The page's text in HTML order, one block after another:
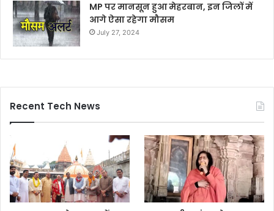
MP पर मानसून हुआ मेहरबान, इन जिलों में
आगे ऐसा रहेगा मौसम
July 27, 2024
Recent Tech News